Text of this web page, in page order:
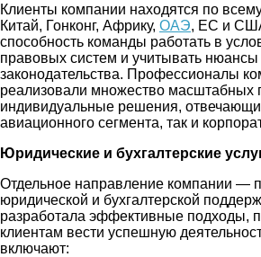
Клиенты компании находятся по
Китай, Гонконг, Африку, ОАЭ, ЕС и
способность команды работать в
правовых систем и учитывать нюансы
законодательства. Профессионалы
реализовали множество масштабных
индивидуальные решения,
авиационного сегмента, так и
Юридические и бухгалтерские
Отдельное направление компании —
юридической и бухгалтерской
разработала эффективные подходы,
клиентам вести успешную
включают: